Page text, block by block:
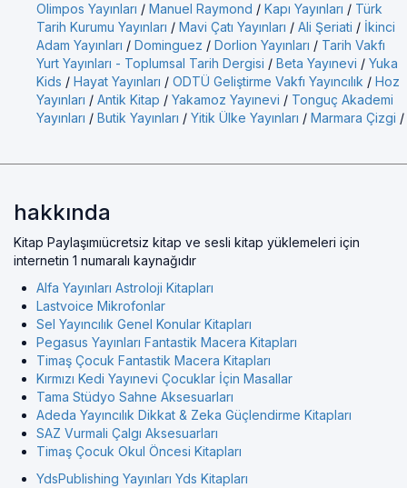
Olimpos Yayınları / Manuel Raymond / Kapı Yayınları / Türk
Tarih Kurumu Yayınları / Mavi Çatı Yayınları / Ali Şeriati / İkinci
Adam Yayınları / Dominguez / Dorlion Yayınları / Tarih Vakfı
Yurt Yayınları - Toplumsal Tarih Dergisi / Beta Yayınevi / Yuka
Kids / Hayat Yayınları / ODTÜ Geliştirme Vakfı Yayıncılık / Hoz
Yayınları / Antik Kitap / Yakamoz Yayınevi / Tonguç Akademi
Yayınları / Butik Yayınları / Yitik Ülke Yayınları / Marmara Çizgi /
hakkında
Kitap Paylaşımıücretsiz kitap ve sesli kitap yüklemeleri için
internetin 1 numaralı kaynağıdır
Alfa Yayınları Astroloji Kitapları
Lastvoice Mikrofonlar
Sel Yayıncılık Genel Konular Kitapları
Pegasus Yayınları Fantastik Macera Kitapları
Timaş Çocuk Fantastik Macera Kitapları
Kırmızı Kedi Yayınevi Çocuklar İçin Masallar
Tama Stüdyo Sahne Aksesuarları
Adeda Yayıncılık Dikkat & Zeka Güçlendirme Kitapları
SAZ Vurmali Çalgı Aksesuarları
Timaş Çocuk Okul Öncesi Kitapları
YdsPublishing Yayınları Yds Kitapları